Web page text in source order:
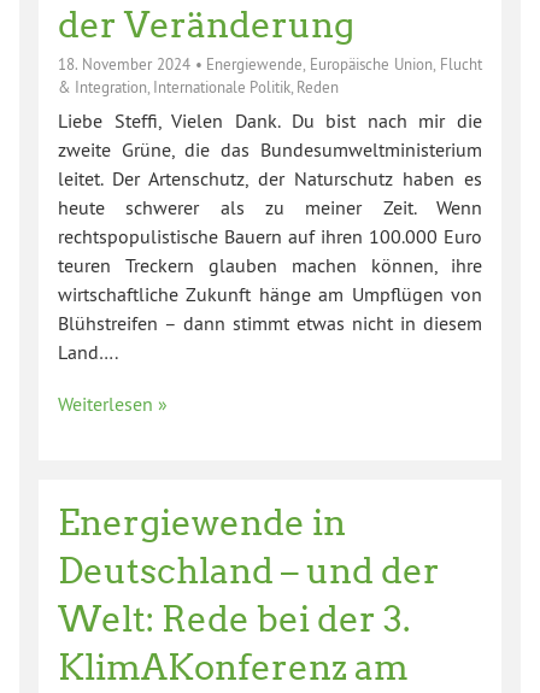
der Veränderung
18. November 2024• Energiewende Europäische Union Flucht
& Integration Internationale Politik Reden
Liebe Steffi, Vielen Dank. Du bist nach mir die
zweite Grüne, die das Bundesumweltministerium
leitet. Der Artenschutz, der Naturschutz haben es
heute schwerer als zu meiner Zeit. Wenn
rechtspopulistische Bauern auf ihren 100.000 Euro
teuren Treckern glauben machen können, ihre
wirtschaftliche Zukunft hänge am Umpflügen von
Blühstreifen – dann stimmt etwas nicht in diesem
Land….
Weiterlesen »
Energiewende in
Deutschland – und der
Welt: Rede bei der 3.
KlimAKonferenz am